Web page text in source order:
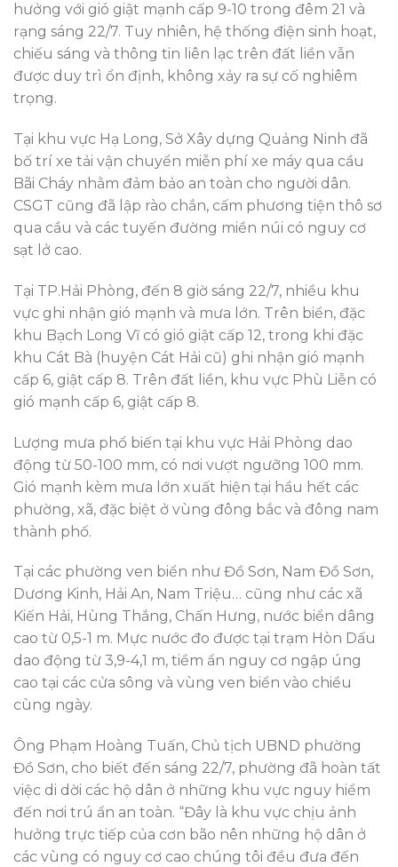
hưởng với gió giật mạnh cấp 9-10 trong đêm 21 và
rạng sáng 22/7. Tuy nhiên, hệ thống điện sinh hoạt,
chiếu sáng và thông tin liên lạc trên đất liền vẫn
được duy trì ổn định, không xảy ra sự cố nghiêm
trọng.
Tại khu vực Hạ Long, Sở Xây dựng Quảng Ninh đã
bố trí xe tải vận chuyển miễn phí xe máy qua cầu
Bãi Cháy nhằm đảm bảo an toàn cho người dân.
CSGT cũng đã lập rào chắn, cấm phương tiện thô sơ
qua cầu và các tuyến đường miền núi có nguy cơ
sạt lở cao.
Tại TP.Hải Phòng, đến 8 giờ sáng 22/7, nhiều khu
vực ghi nhận gió mạnh và mưa lớn. Trên biển, đặc
khu Bạch Long Vĩ có gió giật cấp 12, trong khi đặc
khu Cát Bà (huyện Cát Hải cũ) ghi nhận gió mạnh
cấp 6, giật cấp 8. Trên đất liền, khu vực Phù Liễn có
gió mạnh cấp 6, giật cấp 8.
Lượng mưa phổ biến tại khu vực Hải Phòng dao
động từ 50-100 mm, có nơi vượt ngưỡng 100 mm.
Gió mạnh kèm mưa lớn xuất hiện tại hầu hết các
phường, xã, đặc biệt ở vùng đông bắc và đông nam
thành phố.
Tại các phường ven biển như Đồ Sơn, Nam Đồ Sơn,
Dương Kinh, Hải An, Nam Triệu… cũng như các xã
Kiến Hải, Hùng Thắng, Chấn Hưng, nước biển dâng
cao từ 0,5-1 m. Mực nước đo được tại trạm Hòn Dấu
dao động từ 3,9-4,1 m, tiềm ẩn nguy cơ ngập úng
cao tại các cửa sông và vùng ven biển vào chiều
cùng ngày.
Ông Phạm Hoàng Tuấn, Chủ tịch UBND phường
Đồ Sơn, cho biết đến sáng 22/7, phường đã hoàn tất
việc di dời các hộ dân ở những khu vực nguy hiểm
đến nơi trú ẩn an toàn. “Đây là khu vực chịu ảnh
hưởng trực tiếp của cơn bão nên những hộ dân ở
các vùng có nguy cơ cao chúng tôi đều đưa đến